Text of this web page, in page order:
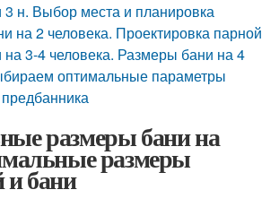
3 н. Выбор места и планировка
на 2 человека. Проектировка парной
3-4 человека. Размеры бани на 4
оптимальные параметры
размеры бани на
размеры
бани